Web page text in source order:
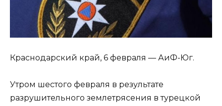
Краснодарский край, 6 февраля — АиФ-Юг.
Утром шестого февраля в результате
разрушительного землетрясения в турецкой